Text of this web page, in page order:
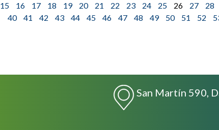
15 16 17 18 19 20 21 22 23 24 25 26 27 28
40
41 42 43 44 45 46 47 48 49 50 51 52
San Martín 590,